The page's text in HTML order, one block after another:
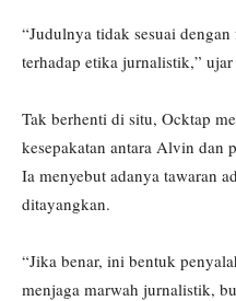
“Judulnya tidak sesuai
terhadap etika jurnalistik,”
Tak berhenti di situ, Ocktap
kesepakatan antara Alvin dan
Ia menyebut adanya tawaran
ditayangkan.
“Jika benar, ini bentuk
menjaga marwah jurnalistik,